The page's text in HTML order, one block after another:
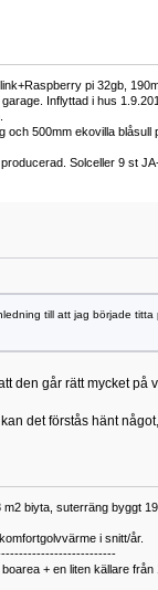
pi 32gb,
Inflyttad i hus
500mm ekovilla
Solceller 9 st
till att jag började
den går rätt mycket på
det förstås hänt
biyta, suterräng byggt
i snitt/år.
+ en liten källare från